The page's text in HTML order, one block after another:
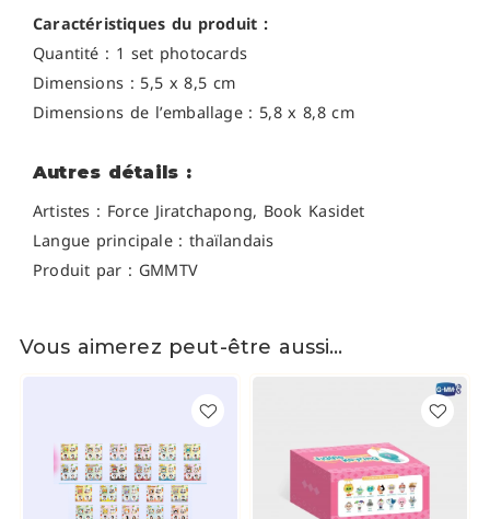
Caractéristiques du produit :
Quantité : 1 set photocards
Dimensions : 5,5 x 8,5 cm
Dimensions de l’emballage : 5,8 x 8,8 cm
Autres détails :
Artistes : Force Jiratchapong, Book Kasidet
Langue principale : thaïlandais
Produit par : GMMTV
Vous aimerez peut-être aussi…